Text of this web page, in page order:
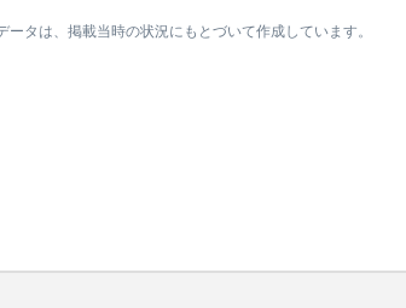
ータは、掲載当時の状況にもとづいて作成しています。